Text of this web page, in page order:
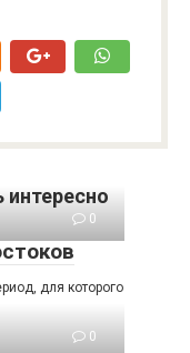
0
для которого
0